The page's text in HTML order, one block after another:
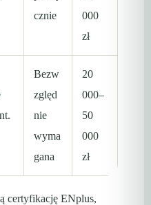
cznie
000
zł
Bezw
zględ
nie
wyma
gana
20
000–
50
000
zł
certyfikację ENplus,